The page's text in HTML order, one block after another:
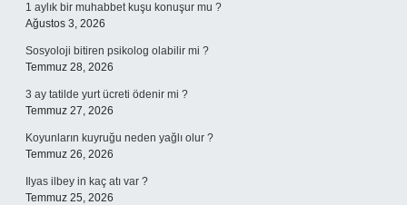
1 aylık bir muhabbet kuşu konuşur mu ?
Ağustos 3, 2026
Sosyoloji bitiren psikolog olabilir mi ?
Temmuz 28, 2026
3 ay tatilde yurt ücreti ödenir mi ?
Temmuz 27, 2026
Koyunların kuyruğu neden yağlı olur ?
Temmuz 26, 2026
Ilyas ilbey in kaç atı var ?
Temmuz 25, 2026